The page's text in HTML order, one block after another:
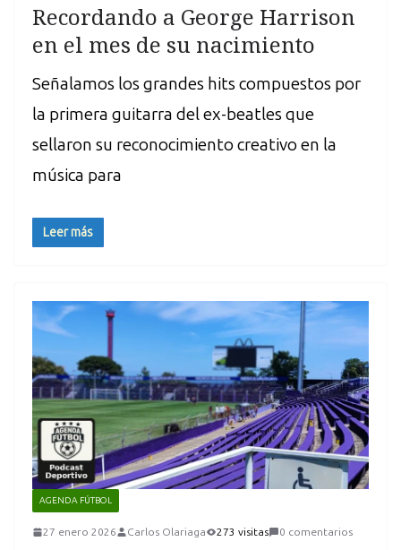
Recordando a George Harrison
en el mes de su nacimiento
Señalamos los grandes hits compuestos por
la primera guitarra del ex-beatles que
sellaron su reconocimiento creativo en la
música para
Leer más
AGENDA FÚTBOL
27 enero 2026 Carlos Olariaga 273 visitas 0 comentarios